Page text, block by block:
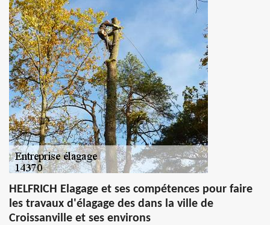
HELFRICH Elagage et ses compétences pour faire
les travaux d'élagage des dans la ville de
Croissanville et ses environs